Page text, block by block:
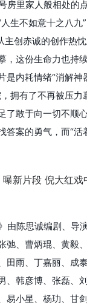
房里家人般相处的
生不如意十之八九
主创赤诚的创作热
，这份生命力也持
是内耗情绪“消解神
拥有了不再被压力
了敢于向一切不顺
答案的勇气，而“活
由陈思诚编剧、导
弛、曹炳琨、黄毅
田雨、丁嘉丽、成
、韩彦博、张磊、
易小星、杨玏、甘